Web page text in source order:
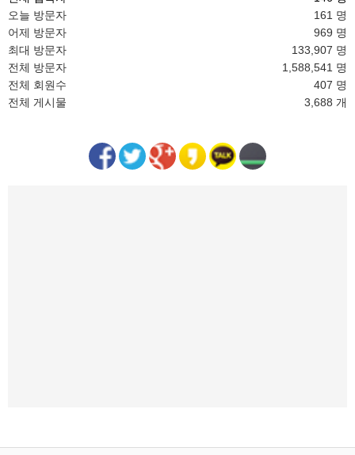
오늘 방문자
161 명
어제 방문자
969 명
최대 방문자
133,907 명
전체 방문자
1,588,541 명
전체 회원수
407 명
전체 게시물
3,688 개